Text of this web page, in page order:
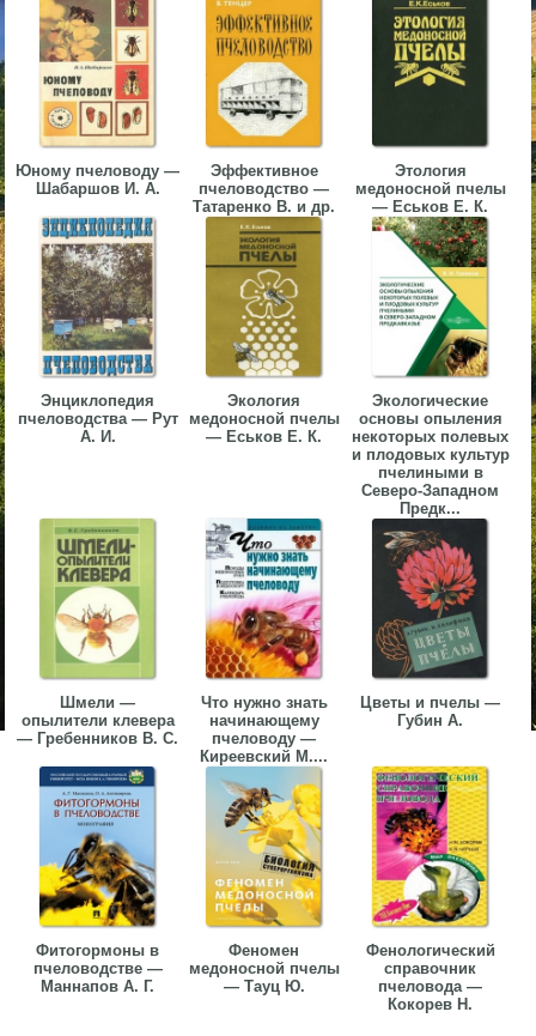
Юному пчеловоду —
Шабаршов И. А.
Эффективное
пчеловодство —
Татаренко В. и др.
Этология
медоносной пчелы
— Еськов Е. К.
Энциклопедия
пчеловодства — Рут
А. И.
Экология
медоносной пчелы
— Еськов Е. К.
Экологические
основы опыления
некоторых полевых
и плодовых культур
пчелиными в
Северо-Западном
Предк...
Шмели —
опылители клевера
— Гребенников В. С.
Что нужно знать
начинающему
пчеловоду —
Киреевский М....
Цветы и пчелы —
Губин А.
Фитогормоны в
пчеловодстве —
Маннапов А. Г.
Феномен
медоносной пчелы
— Тауц Ю.
Фенологический
справочник
пчеловода —
Кокорев Н.
▼
▼
▼